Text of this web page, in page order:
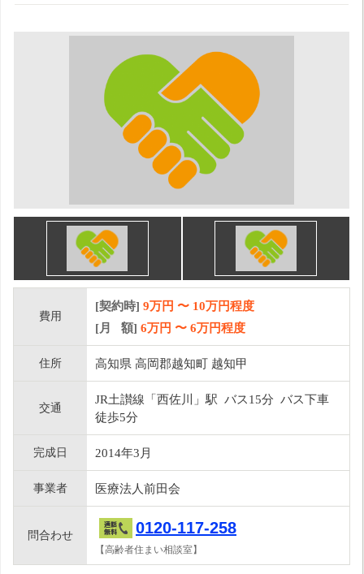
費用
[契約時] 9万円 〜 10万円程度
[月 額] 6万円 〜 6万円程度
住所 高知県 高岡郡越知町 越知甲
交通
JR土讃線「西佐川」駅 バス15分 バス下車
徒歩5分
完成日 2014年3月
事業者 医療法人前田会
問合わせ 0120-117-258
【高齢者住まい相談室】